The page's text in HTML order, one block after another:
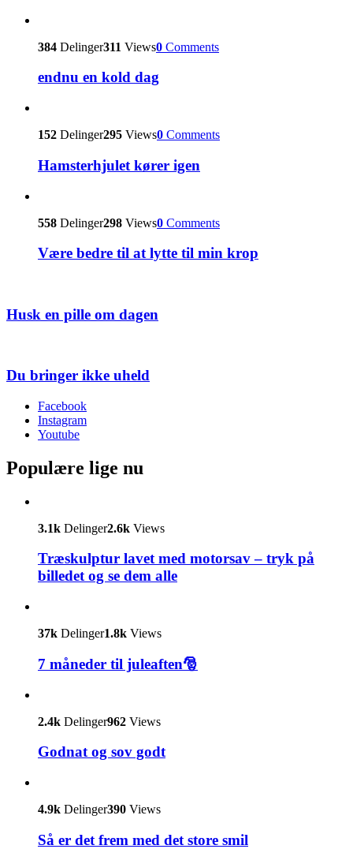
384 Delinger311 Views0 Comments
endnu en kold dag
152 Delinger295 Views0 Comments
Hamsterhjulet kører igen
558 Delinger298 Views0 Comments
Være bedre til at lytte til min krop
Husk en pille om dagen
Du bringer ikke uheld
Facebook
Instagram
Youtube
Populære lige nu
3.1k Delinger2.6k Views
Træskulptur lavet med motorsav – tryk på
billedet og se dem alle
37k Delinger1.8k Views
7 måneder til juleaften🎅
2.4k Delinger962 Views
Godnat og sov godt
4.9k Delinger390 Views
Så er det frem med det store smil